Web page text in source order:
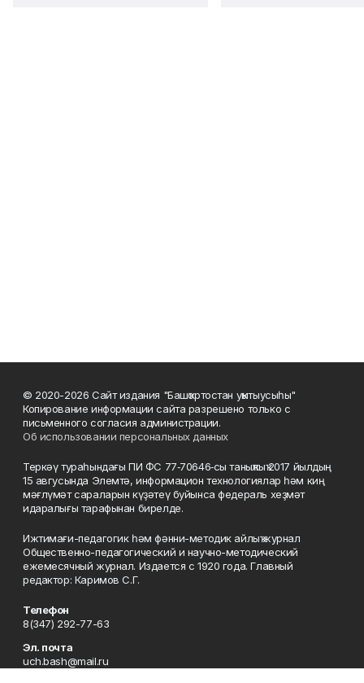
© 2020-2026 Сайт издания "Башҡортостан уҡытыусыһы"
Копирование информации сайта разрешено только с
письменного согласия администрации.
Об использовании персональных данных
Теркәү тураһындағы ПИ ФС 77‑70646‑сы таныҡлыҡ 2017 йылдың
15 авгусында Элемтә, информацион технологиялар һәм киң
мәғлүмәт сараларын күҙәтеү буйынса федераль хеҙмәт
идаралығы тарафынан бирелде.
Ижтимағи-педагогик һәм фәнни-методик айлыҡ журнал
Общественно-педагогический и научно-методический
ежемесячный журнал. Издается с 1920 года. Главный
редактор: Каримов С.Г.
Телефон
8(347) 292-77-63
Эл. почта
uch.bash@mail.ru